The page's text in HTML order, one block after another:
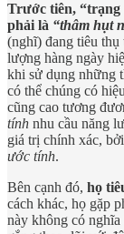
Trước tiên, “trạng
phải là “thâm hụt
(nghĩ) đang tiêu thụ
lượng hàng ngày
khi sử dụng những
có thể chúng có
cũng cao tương
tính nhu cầu năng
giá trị chính xác,
ước tính.
Bên cạnh đó, họ
cách khác, họ gặp
này không có